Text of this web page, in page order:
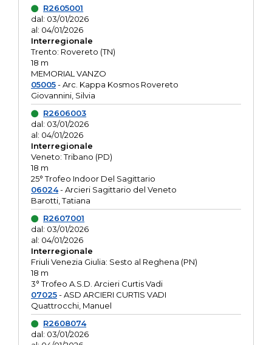
R2605001
dal: 03/01/2026
al: 04/01/2026
Interregionale
Trento: Rovereto (TN)
18 m
MEMORIAL VANZO
05005- Arc. Kappa Kosmos Rovereto
Giovannini, Silvia
R2606003
dal: 03/01/2026
al: 04/01/2026
Interregionale
Veneto: Tribano (PD)
18 m
25° Trofeo Indoor Del Sagittario
06024- Arcieri Sagittario del Veneto
Barotti, Tatiana
R2607001
dal: 03/01/2026
al: 04/01/2026
Interregionale
Friuli Venezia Giulia: Sesto al Reghena (PN)
18 m
3° Trofeo A.S.D. Arcieri Curtis Vadi
07025- ASD ARCIERI CURTIS VADI
Quattrocchi, Manuel
R2608074
dal: 03/01/2026